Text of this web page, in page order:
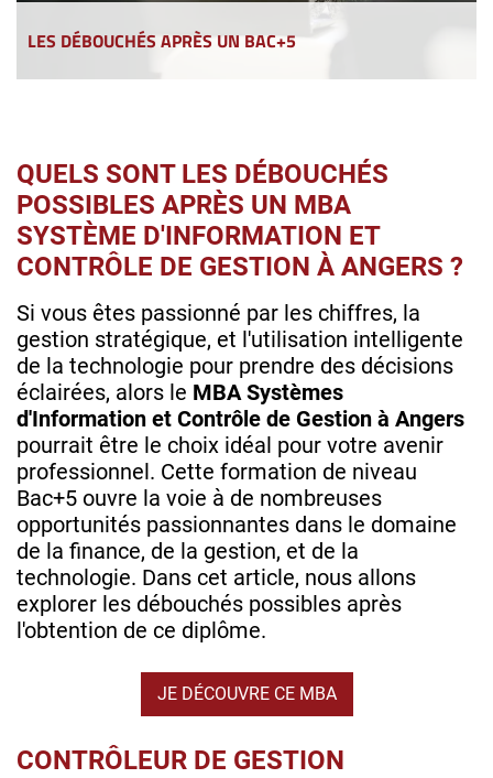
LES DÉBOUCHÉS APRÈS UN BAC+5
QUELS SONT LES DÉBOUCHÉS
POSSIBLES APRÈS UN MBA
SYSTÈME D'INFORMATION ET
CONTRÔLE DE GESTION À ANGERS ?
Si vous êtes passionné par les chiffres, la
gestion stratégique, et l'utilisation intelligente
de la technologie pour prendre des décisions
éclairées, alors le MBA Systèmes
d'Information et Contrôle de Gestion à Angers
pourrait être le choix idéal pour votre avenir
professionnel. Cette formation de niveau
Bac+5 ouvre la voie à de nombreuses
opportunités passionnantes dans le domaine
de la finance, de la gestion, et de la
technologie. Dans cet article, nous allons
explorer les débouchés possibles après
l'obtention de ce diplôme.
JE DÉCOUVRE CE MBA
CONTRÔLEUR DE GESTION